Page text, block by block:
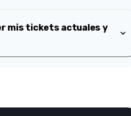
mis tickets actuales y